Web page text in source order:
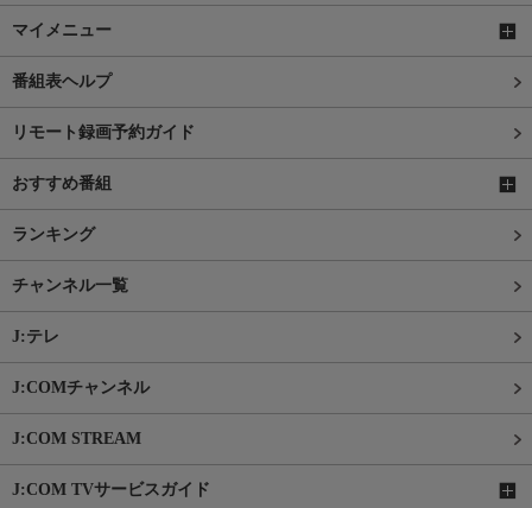
マイメニュー
番組表ヘルプ
リモート録画予約ガイド
おすすめ番組
ランキング
チャンネル一覧
J:テレ
J:COMチャンネル
J:COM STREAM
J:COM TVサービスガイド